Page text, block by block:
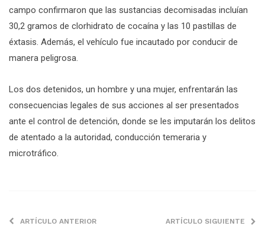
campo confirmaron que las sustancias decomisadas incluían
30,2 gramos de clorhidrato de cocaína y las 10 pastillas de
éxtasis. Además, el vehículo fue incautado por conducir de
manera peligrosa.
Los dos detenidos, un hombre y una mujer, enfrentarán las
consecuencias legales de sus acciones al ser presentados
ante el control de detención, donde se les imputarán los delitos
de atentado a la autoridad, conducción temeraria y
microtráfico.
ARTÍCULO ANTERIOR ARTÍCULO SIGUIENTE